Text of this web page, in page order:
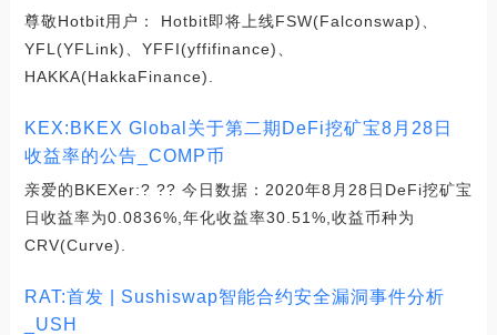
尊敬Hotbit用户： Hotbit即将上线FSW(Falconswap)、
YFL(YFLink)、YFFI(yffifinance)、
HAKKA(HakkaFinance).
KEX:BKEX Global关于第二期DeFi挖矿宝8月28日
收益率的公告_COMP币
亲爱的BKEXer:? ?? 今日数据：2020年8月28日DeFi挖矿宝
日收益率为0.0836%,年化收益率30.51%,收益币种为
CRV(Curve).
RAT:首发 | Sushiswap智能合约安全漏洞事件分析
_USH